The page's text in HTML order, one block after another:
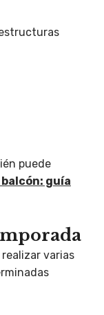
puede
guía
varias